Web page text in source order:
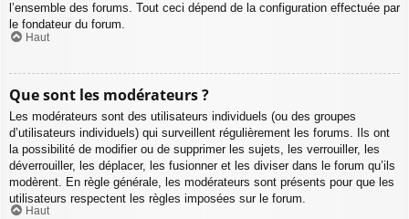
l’ensemble des forums. Tout ceci dépend de la configuration effectuée par
le fondateur du forum.
Haut
Que sont les modérateurs ?
Les modérateurs sont des utilisateurs individuels (ou des groupes
d’utilisateurs individuels) qui surveillent régulièrement les forums. Ils ont
la possibilité de modifier ou de supprimer les sujets, les verrouiller, les
déverrouiller, les déplacer, les fusionner et les diviser dans le forum qu’ils
modèrent. En règle générale, les modérateurs sont présents pour que les
utilisateurs respectent les règles imposées sur le forum.
Haut